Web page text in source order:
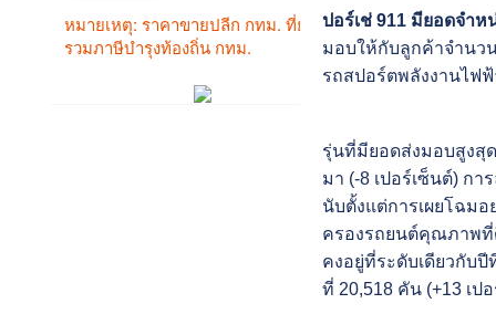
ปอร์เช่ 911 มียอดจำ
มอบให้กับลูกค้าจำนว
รถสปอร์ตพลังงานไฟฟ้
รุ่นที่มียอดส่งมอบสูงสุ
มา (-8 เปอร์เซ็นต์) ก
นับตั้งแต่การเผยโฉม
ครองรถยนต์คุณภาพที่
คงอยู่ที่ระดับเดียวกับปี
ที่ 20,518 คัน (+13 เป